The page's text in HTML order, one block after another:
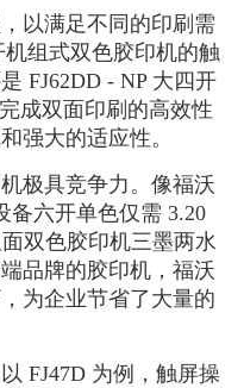
以满足不同的印刷需
组式双色胶印机的触
FJ62DD - NP 大四开
成双面印刷的高效性
强大的适应性。
极具竞争力。像福沃
备六开单色仅需 3.20
双色胶印机三墨两水
品牌的胶印机，福沃
为企业节省了大量的
FJ47D 为例，触屏操